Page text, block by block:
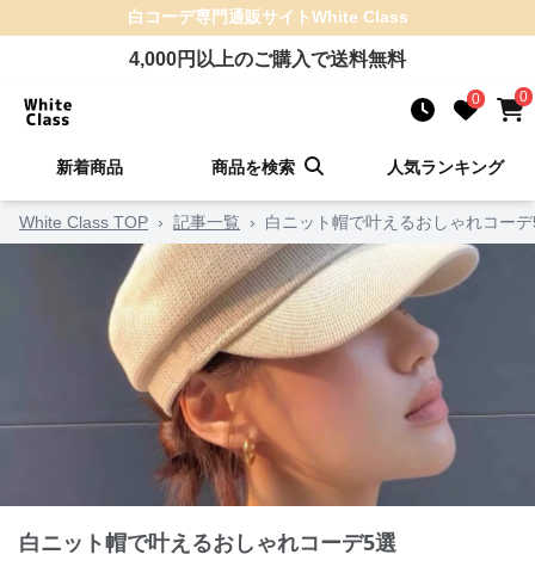
白コーデ専門通販サイトWhite Class
4,000円以上のご購入で送料無料
0 0
新着商品 商品を検索 人気ランキング
White Class TOP › 記事一覧 › 白ニット帽で叶えるおしゃれコー
白ニット帽で叶えるおしゃれコーデ5選